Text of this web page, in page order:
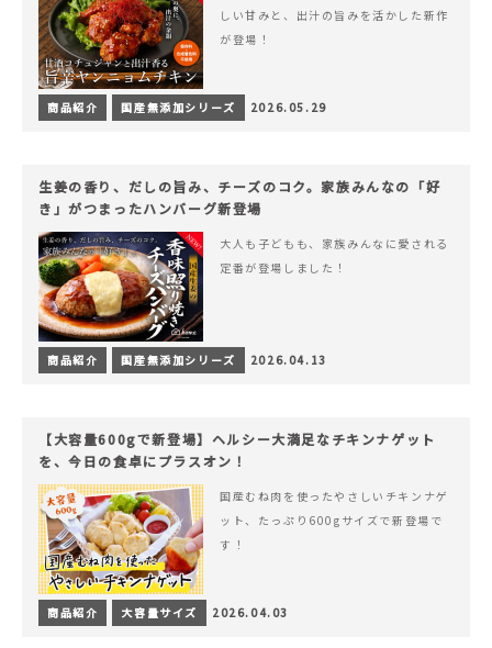
しい甘みと、出汁の旨みを活かした新作
が登場！
商品紹介 国産無添加シリーズ 2026.05.29
生姜の香り、だしの旨み、チーズのコク。家族みんなの「好
き」がつまったハンバーグ新登場
大人も子どもも、家族みんなに愛される
定番が登場しました！
商品紹介 国産無添加シリーズ 2026.04.13
【大容量600gで新登場】ヘルシー大満足なチキンナゲット
を、今日の食卓にプラスオン！
国産むね肉を使ったやさしいチキンナゲ
ット、たっぷり600gサイズで新登場で
す！
商品紹介 大容量サイズ 2026.04.03